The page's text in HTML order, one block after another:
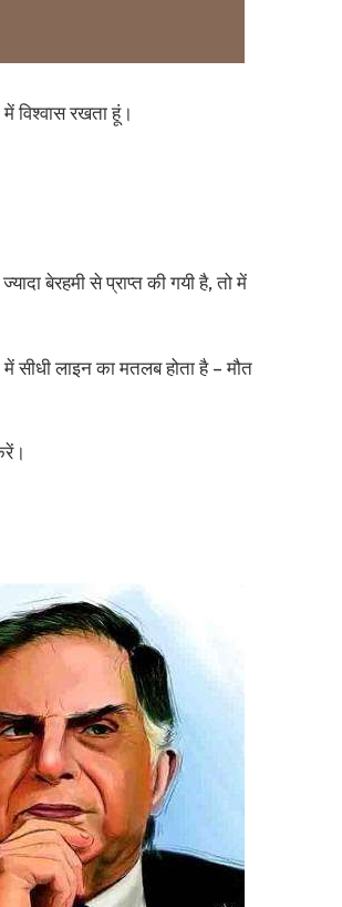
विश्वास रखता हूं।
बेरहमी से प्राप्त की गयी है, तो में
लाइन का मतलब होता है – मौत